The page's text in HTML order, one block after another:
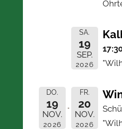
SA.
19
SEP.
2026
DO.
19
NOV.
2026
FR.
20
NOV.
2026